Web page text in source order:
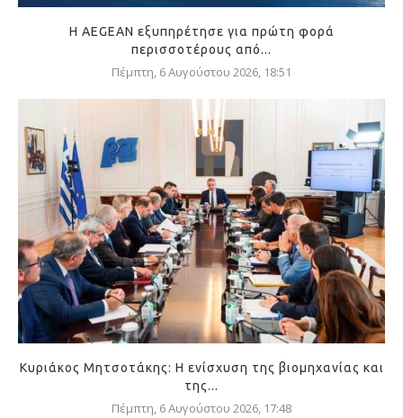
Η AEGEAN εξυπηρέτησε για πρώτη φορά
περισσοτέρους από...
Πέμπτη, 6 Αυγούστου 2026, 18:51
Κυριάκος Μητσοτάκης: Η ενίσχυση της βιομηχανίας και
της...
Πέμπτη, 6 Αυγούστου 2026, 17:48